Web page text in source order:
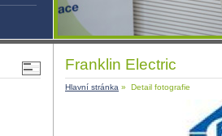
Franklin Electric
Hlavní stránka » Detail fotografie